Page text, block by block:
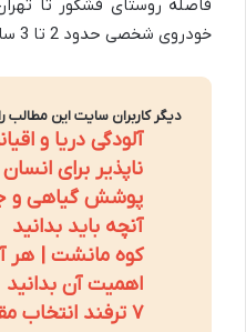
خودروی شخصی حدود 2 تا 3 ساعت زمان می برد.
دیگر کاربران سایت این مطالب
آلودگی دریا و
ناپذیر برای انسان
پوشش گیاهی و
آنچه باید بدانید
کوه مانشت | هر
اهمیت آن بدانید
۷ ترفند